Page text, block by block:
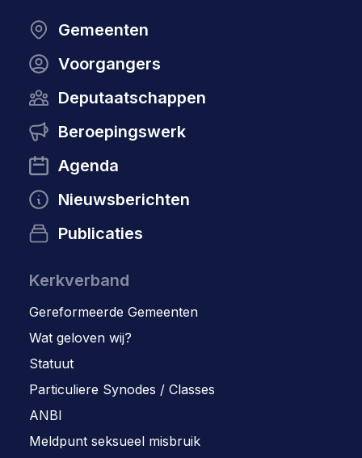
Gemeenten
Voorgangers
Deputaatschappen
Beroepingswerk
Agenda
Nieuwsberichten
Publicaties
Kerkverband
Gereformeerde Gemeenten
Wat geloven wij?
Statuut
Particuliere Synodes / Classes
ANBI
Meldpunt seksueel misbruik